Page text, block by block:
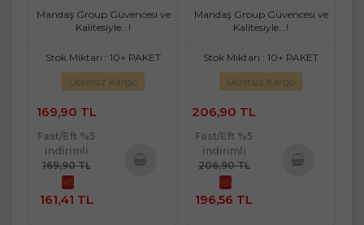
Adet (Kare En-Boy 7CM)
(4PK*50)
Mandaş Group Güvencesi ve
Kalitesiyle...!
Stok Miktarı : 10+ PAKET
Ücretsiz Kargo
169,90 TL
Fast/Eft %5
indirimli
169,90 TL
%5
161,41 TL
Adet (Kare En-Boy 7CM)
(5PK*50)
Mandaş Group Güvencesi ve
Kalitesiyle...!
Stok Miktarı : 10+ PAKET
Ücretsiz Kargo
206,90 TL
Fast/Eft %5
indirimli
206,90 TL
%5
196,56 TL